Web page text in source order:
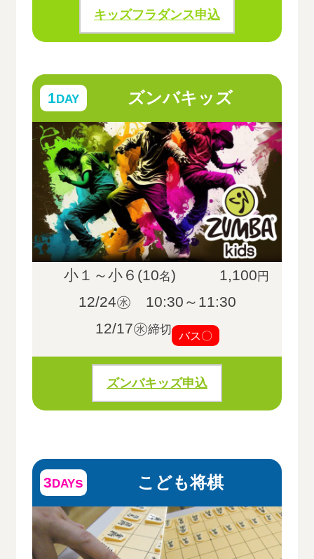
キッズフラダンス申込
1DAY ズンバキッズ
小１～小６(10名) 1,100 円
12/24㊌ 10:30～11:30
12/17㊌締切 バス〇
ズンバキッズ申込
3DAYs こども将棋